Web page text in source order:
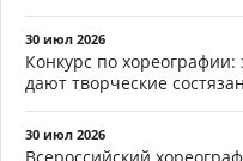
30 июл 2026
Конкурс по
дают творческие
30 июл 2026